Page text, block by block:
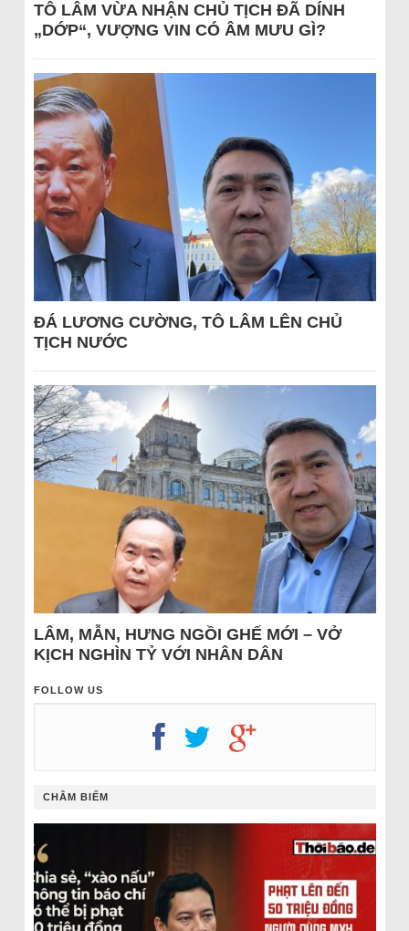
TÔ LÂM VỪA NHẬN CHỦ TỊCH ĐÃ DÍNH
„DỚP“, VƯỢNG VIN CÓ ÂM MƯU GÌ?
ĐÁ LƯƠNG CƯỜNG, TÔ LÂM LÊN CHỦ
TỊCH NƯỚC
LÂM, MẪN, HƯNG NGỒI GHẾ MỚI – VỞ
KỊCH NGHÌN TỶ VỚI NHÂN DÂN
FOLLOW US
CHÂM BIẾM